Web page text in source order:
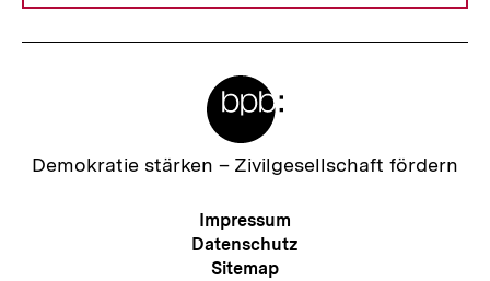
Zur
Demokratie stärken – Zivilgesellschaft fördern
Meta-
Navigation
Impressum
Datenschutz
Sitemap